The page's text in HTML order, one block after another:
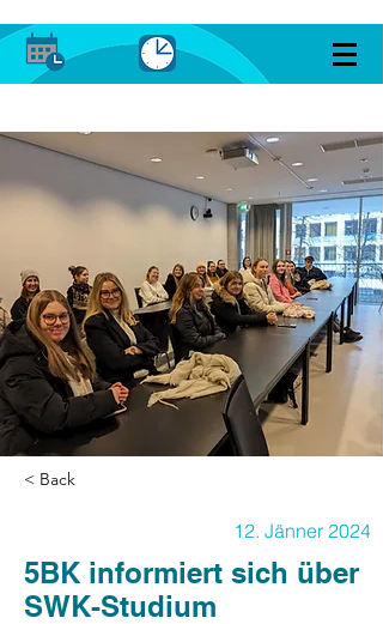
< Back
12. Jänner 2024
5BK informiert sich über
SWK-Studium